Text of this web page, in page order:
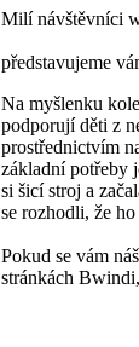
Milí návštěvníci
představujeme
Na myšlenku
podporují děti z
prostřednictvím
základní potřeby
si šicí stroj a
se rozhodli, že
Pokud se vám
stránkách